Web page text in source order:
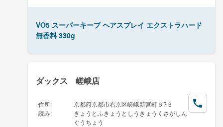
VO5 スーパーキープ ヘアスプレイ エクストラハード
無香料 330g
ダックス 嵯峨店
住所:
京都府京都市右京区嵯峨新宮町６?３
読み:
きょうとふきょうとしうきょうくさがしん
ぐうちょう